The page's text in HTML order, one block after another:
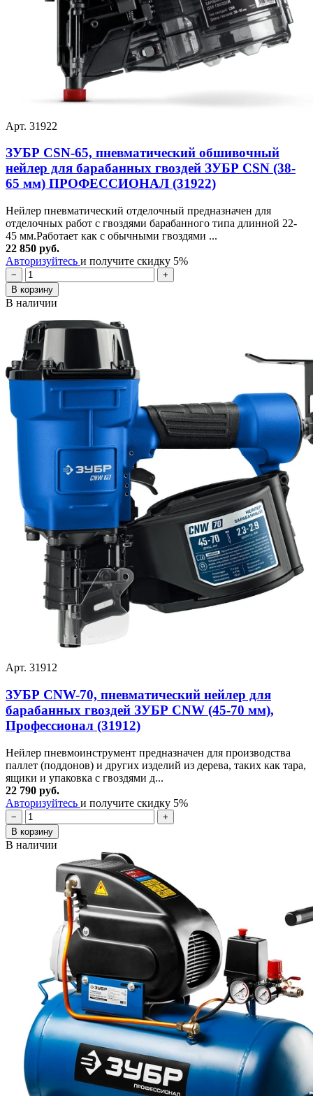
Арт. 31922
ЗУБР CSN-65, пневматический обшивочный
нейлер для барабанных гвоздей ЗУБР CSN (38-
65 мм) ПРОФЕССИОНАЛ (31922)
Нейлер пневматический отделочный предназначен для
отделочных работ с гвоздями барабанного типа длинной 22-
45 мм.Работает как с обычными гвоздями ...
22 850 руб.
Авторизуйтесь и получите скидку 5%
−
+
В корзину
В наличии
Арт. 31912
ЗУБР CNW-70, пневматический нейлер для
барабанных гвоздей ЗУБР CNW (45-70 мм),
Профессионал (31912)
Нейлер пневмоинструмент предназначен для производства
паллет (поддонов) и других изделий из дерева, таких как тара,
ящики и упаковка с гвоздями д...
22 790 руб.
Авторизуйтесь и получите скидку 5%
−
+
В корзину
В наличии